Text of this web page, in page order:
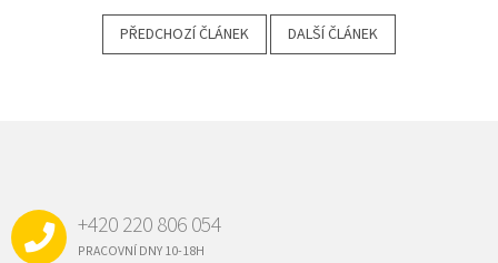
PŘEDCHOZÍ ČLÁNEK DALŠÍ ČLÁNEK
+420 220 806 054
PRACOVNÍ DNY 10-18H